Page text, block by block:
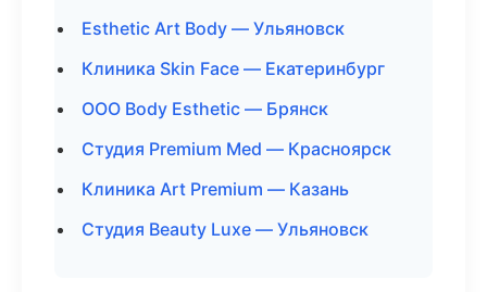
Esthetic Art Body — Ульяновск
Клиника Skin Face — Екатеринбург
ООО Body Esthetic — Брянск
Студия Premium Med — Красноярск
Клиника Art Premium — Казань
Студия Beauty Luxe — Ульяновск